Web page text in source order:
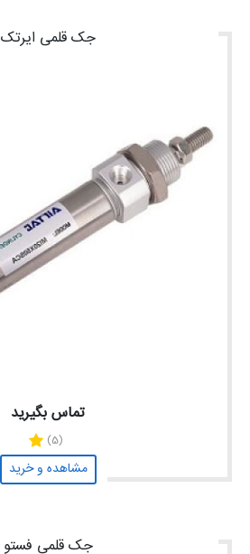
جک قلمی ایرتک
تماس بگیرید
(5)
مشاهده و خرید
جک قلمی فستو